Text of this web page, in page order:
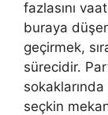
fazlasını
buraya
geçirmek,
sürecidir.
seçkin